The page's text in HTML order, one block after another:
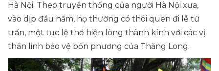
Hà Nội. Theo truyền thống của người Hà Nội xưa,
vào dịp đầu năm, họ thường có thói quen đi lễ tứ
trấn, một tục lệ thể hiện lòng thành kính với các vị
thần linh bảo vệ bốn phương của Thăng Long.